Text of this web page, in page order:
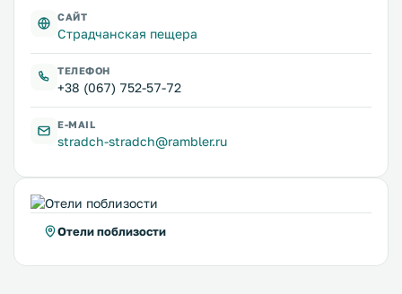
САЙТ
Страдчанская пещера
ТЕЛЕФОН
+38 (067) 752-57-72
E-MAIL
stradch-stradch@rambler.ru
Отели поблизости